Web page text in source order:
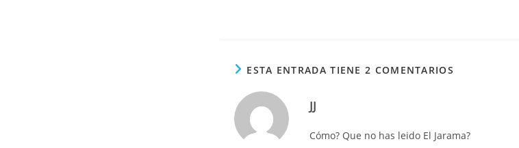
ESTA ENTRADA TIENE 2 COMENTARIOS
JJ
Cómo? Que no has leido El Jarama?